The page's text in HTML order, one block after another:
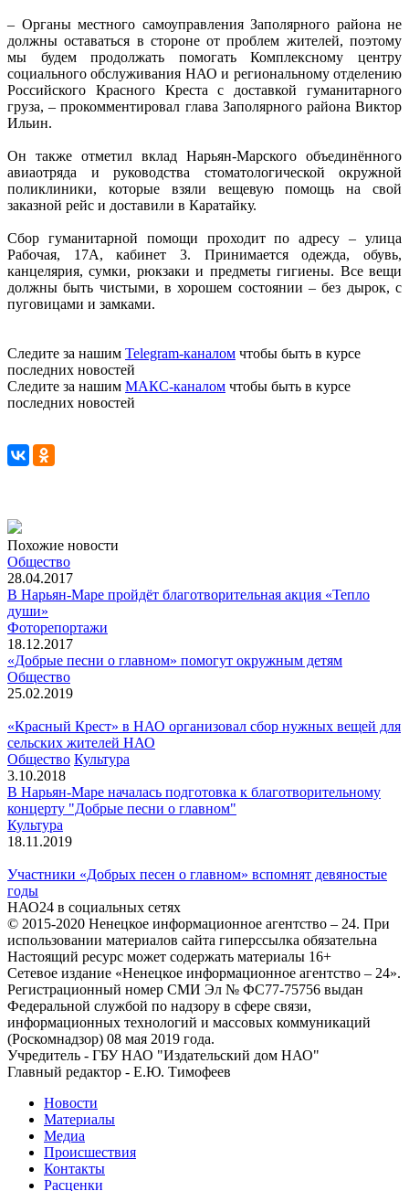
– Органы местного самоуправления Заполярного района не
должны оставаться в стороне от проблем жителей, поэтому
мы будем продолжать помогать Комплексному центру
социального обслуживания НАО и региональному отделению
Российского Красного Креста с доставкой гуманитарного
груза, – прокомментировал глава Заполярного района Виктор
Ильин.
Он также отметил вклад Нарьян-Марского объединённого
авиаотряда и руководства стоматологической окружной
поликлиники, которые взяли вещевую помощь на свой
заказной рейс и доставили в Каратайку.
Сбор гуманитарной помощи проходит по адресу – улица
Рабочая, 17А, кабинет 3. Принимается одежда, обувь,
канцелярия, сумки, рюкзаки и предметы гигиены. Все вещи
должны быть чистыми, в хорошем состоянии – без дырок, с
пуговицами и замками.
Следите за нашим Telegram-каналом чтобы быть в курсе
последних новостей
Следите за нашим МАКС-каналом чтобы быть в курсе
последних новостей
Похожие новости
Общество
28.04.2017
В Нарьян-Маре пройдёт благотворительная акция «Тепло
души»
Фоторепортажи
18.12.2017
«Добрые песни о главном» помогут окружным детям
Общество
25.02.2019
«Красный Крест» в НАО организовал сбор нужных вещей для
сельских жителей НАО
Общество Культура
3.10.2018
В Нарьян-Маре началась подготовка к благотворительному
концерту "Добрые песни о главном"
Культура
18.11.2019
Участники «Добрых песен о главном» вспомнят девяностые
годы
НАО24 в социальных сетях
© 2015-2020 Ненецкое информационное агентство – 24. При
использовании материалов сайта гиперссылка обязательна
Настоящий ресурс может содержать материалы 16+
Сетевое издание «Ненецкое информационное агентство – 24».
Регистрационный номер СМИ Эл № ФС77-75756 выдан
Федеральной службой по надзору в сфере связи,
информационных технологий и массовых коммуникаций
(Роскомнадзор) 08 мая 2019 года.
Учредитель - ГБУ НАО "Издательский дом НАО"
Главный редактор - Е.Ю. Тимофеев
Новости
Материалы
Медиа
Происшествия
Контакты
Расценки